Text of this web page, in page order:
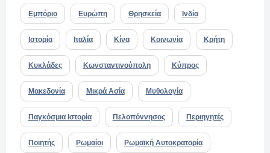
Εμπόριο Ευρώπη Θρησκεία Ινδία
Ιστορία Ιταλία Κίνα Κοινωνία Κρήτη
Κυκλάδες Κωνσταντινούπολη Κύπρος
Μακεδονία Μικρά Ασία Μυθολογία
Παγκόσμια Ιστορία Πελοπόννησος Περιηγητές
Ποιητής Ρωμαίοι Ρωμαϊκή Αυτοκρατορία